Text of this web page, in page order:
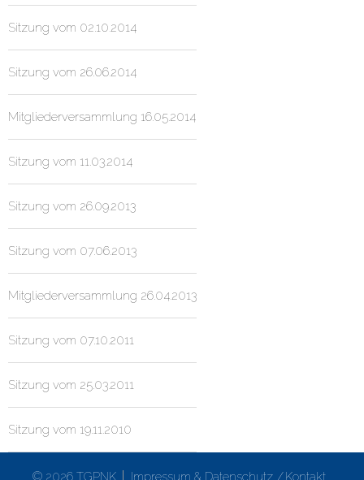
Sitzung vom 02.10.2014
Sitzung vom 26.06.2014
Mitgliederversammlung 16.05.2014
Sitzung vom 11.03.2014
Sitzung vom 26.09.2013
Sitzung vom 07.06.2013
Mitgliederversammlung 26.04.2013
Sitzung vom 07.10.2011
Sitzung vom 25.03.2011
Sitzung vom 19.11.2010
© 2026 TGPNK Impressum & Datenschutz Kontakt